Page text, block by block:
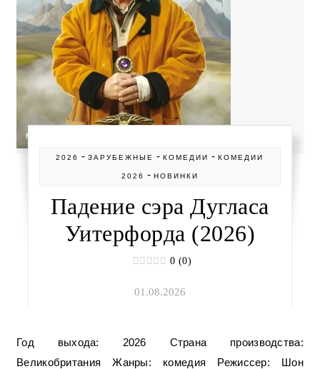
2026 -ЗАРУБЕЖНЫЕ -КОМЕДИИ -КОМЕДИИ
2026 - НОВИНКИ
Падение сэра Дугласа
Уитерфорда (2026)
0 (0)
01.08.2026
Год выхода: 2026 Страна производства:
Великобритания Жанры: комедия Режиссер: Шон